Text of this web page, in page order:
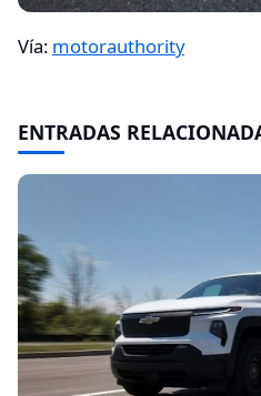
Vía: motorauthority
ENTRADAS